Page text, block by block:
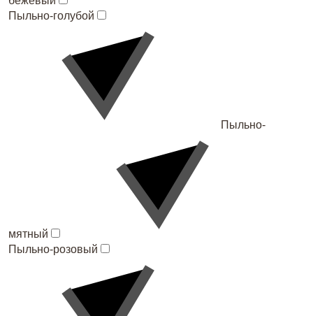
Пыльно-голубой
Пыльно-
мятный
Пыльно-розовый